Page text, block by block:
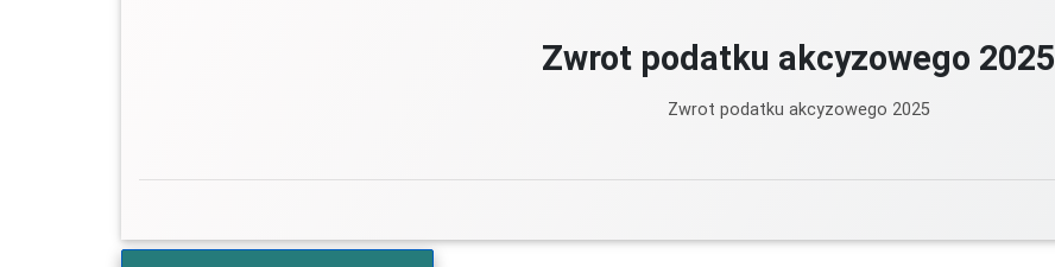
Zwrot podatku akcyzowego 2025
Zwrot podatku akcyzowego 2025